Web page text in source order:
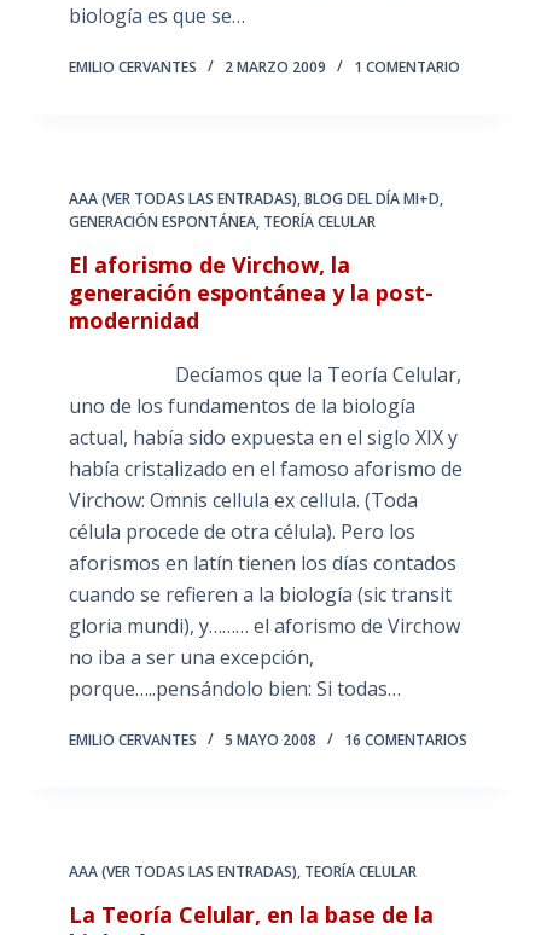
biología es que se…
EMILIO CERVANTES 2 MARZO 2009 1 COMENTARIO
AAA (VER TODAS LAS ENTRADAS),BLOG DEL DÍA MI+D,
GENERACIÓN ESPONTÁNEA, TEORÍA CELULAR
El aforismo de Virchow, la
generación espontánea y la post-
modernidad
Decíamos que la Teoría Celular,
uno de los fundamentos de la biología
actual, había sido expuesta en el siglo XIX y
había cristalizado en el famoso aforismo de
Virchow: Omnis cellula ex cellula. (Toda
célula procede de otra célula). Pero los
aforismos en latín tienen los días contados
cuando se refieren a la biología (sic transit
gloria mundi), y……… el aforismo de Virchow
no iba a ser una excepción,
porque…..pensándolo bien: Si todas…
EMILIO CERVANTES 5 MAYO 2008 16 COMENTARIOS
AAA (VER TODAS LAS ENTRADAS), TEORÍA CELULAR
La Teoría Celular, en la base de la